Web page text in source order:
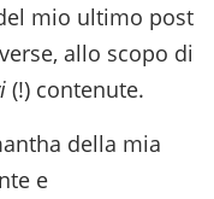
mio ultimo post
allo scopo di
(!) contenute.
della mia
e